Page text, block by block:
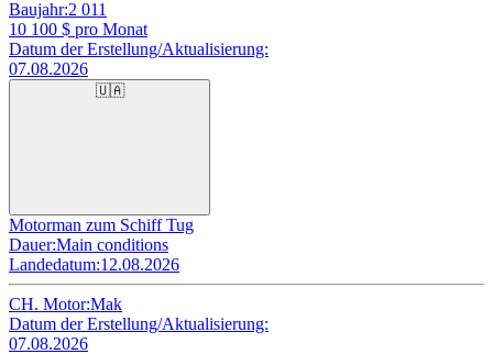
Baujahr:2 011
10 100 $ pro Monat
Datum der Erstellung/Aktualisierung:
07.08.2026
🇺🇦
Motorman zum Schiff Tug
Dauer:Main conditions
Landedatum:12.08.2026
CH. Motor:Mak
Datum der Erstellung/Aktualisierung:
07.08.2026